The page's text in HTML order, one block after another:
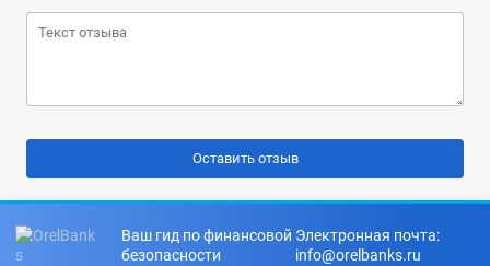
Ваш гид по финансовой
безопасности
Электронная почта:
info@orelbanks.ru